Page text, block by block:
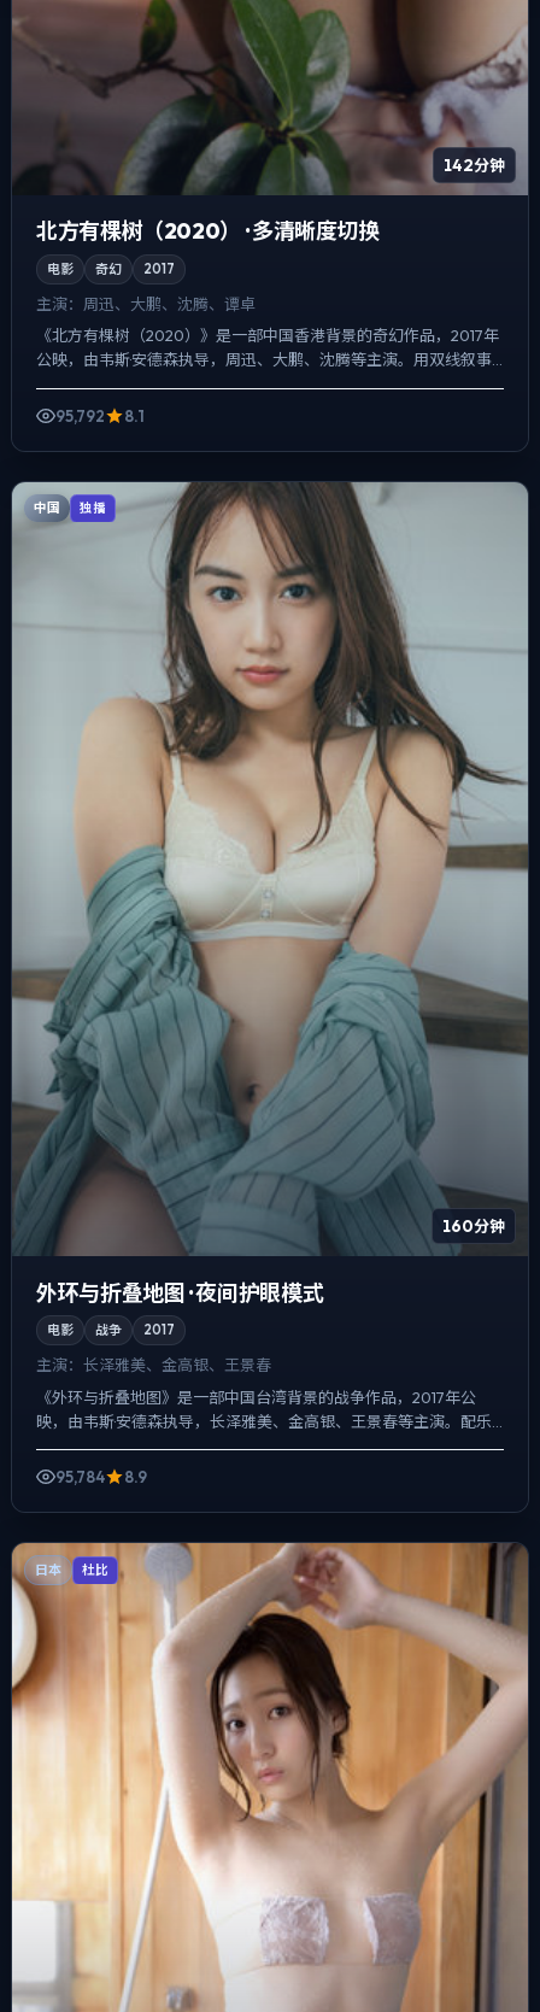
142分钟
北方有棵树（2020） · 多清晰度切换
电影 奇幻 2017
主演： 周迅、大鹏、沈腾、谭卓
《北方有棵树（2020）》是一部中国香港背景的奇幻作品，2017年
公映，由韦斯·安德森执导，周迅、大鹏、沈腾等主演。用双线叙事
把过去与现在拧成一股绳，爱情线并不喧宾夺主，却成为...
95,792
8.1
中国 独播
160分钟
外环与折叠地图 · 夜间护眼模式
电影 战争 2017
主演： 长泽雅美、金高银、王景春
《外环与折叠地图》是一部中国台湾背景的战争作品，2017年公
映，由韦斯·安德森执导，长泽雅美、金高银、王景春等主演。配乐
克制，关键场面反而以环境声托情绪，冲突并非来自夸张奇观，...
95,784
8.9
日本 杜比